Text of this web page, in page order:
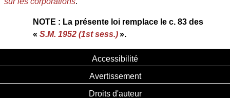
NOTE : La présente loi remplace le c. 83 des
« S.M. 1952 (1st sess.)».
Accessibilité
Avertissement
Droits d'auteur